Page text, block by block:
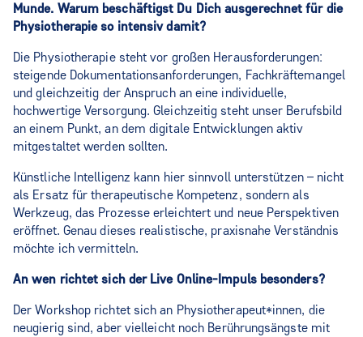
Munde. Warum beschäftigst Du Dich ausgerechnet für die
Physiotherapie so intensiv damit?
Die Physiotherapie steht vor großen Herausforderungen:
steigende Dokumentationsanforderungen, Fachkräftemangel
und gleichzeitig der Anspruch an eine individuelle,
hochwertige Versorgung. Gleichzeitig steht unser Berufsbild
an einem Punkt, an dem digitale Entwicklungen aktiv
mitgestaltet werden sollten.
Künstliche Intelligenz kann hier sinnvoll unterstützen – nicht
als Ersatz für therapeutische Kompetenz, sondern als
Werkzeug, das Prozesse erleichtert und neue Perspektiven
eröffnet. Genau dieses realistische, praxisnahe Verständnis
möchte ich vermitteln.
An wen richtet sich der Live Online‑Impuls besonders?
Der Workshop richtet sich an Physiotherapeut*innen, die
neugierig sind, aber vielleicht noch Berührungsängste mit